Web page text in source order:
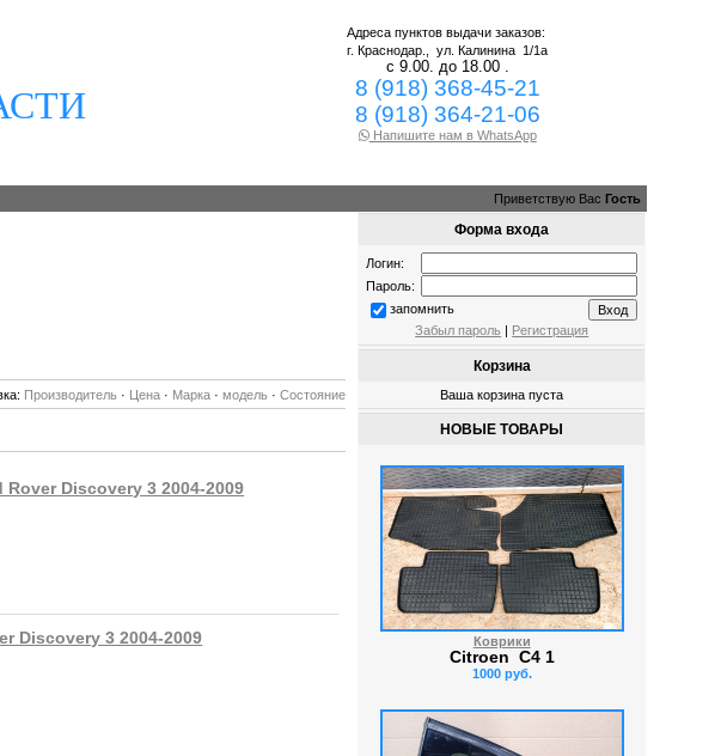
Адреса пунктов выдачи заказов:
г. Краснодар.,ул. Калинина 1/1а
с 9.00. до 18.00 .
8 (918) 368-45-21
8 (918) 364-21-06
Напишите нам в WhatsApp
Приветствую Вас Гость
Производитель · Цена · Марка ·модель ·Состояние
Discovery 3 2004-2009
Discovery 3 2004-2009
Форма входа
Логин:
Пароль:
запомнить
Забыл пароль | Регистрация
Корзина
Ваша корзина пуста
НОВЫЕ ТОВАРЫ
Коврики
Citroen C4 1
1000 руб.